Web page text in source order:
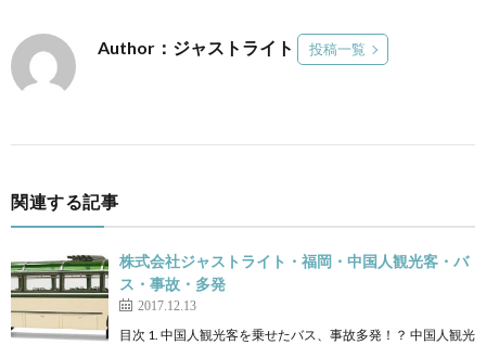
Author：ジャストライト 投稿一覧
関連する記事
株式会社ジャストライト・福岡・中国人観光客・バ
ス・事故・多発
2017.12.13
目次 1. 中国人観光客を乗せたバス、事故多発！？ 中国人観光